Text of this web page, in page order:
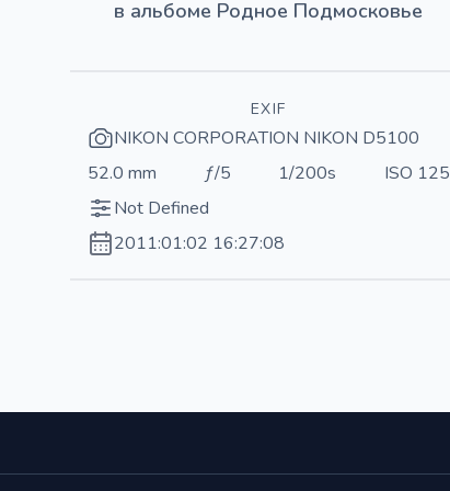
в альбоме Родное Подмосковье
EXIF
NIKON CORPORATION NIKON D5100
52.0 mm
ƒ/5 1/200s
ISO 125
Not Defined
2011:01:02 16:27:08